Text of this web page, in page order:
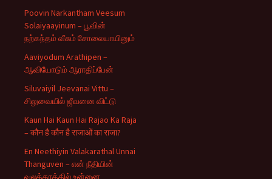
Poovin Narkantham Veesum
Solaiyaayinum – பூவின்
நற்கந்தம் வீசும் சோலையாயினும்
Aaviyodum Arathipen –
ஆவியோடும் ஆராதிப்பேன்
Siluvaiyil Jeevanai Vittu –
சிலுவையில் ஜீவனை விட்டு
Kaun Hai Kaun Hai Rajao Ka Raja
– कौन है कौन है राजाओं का राजा?
En Neethiyin Valakarathal Unnai
Thanguven – என் நீதியின்
வலக்கரத்தில் உன்னை